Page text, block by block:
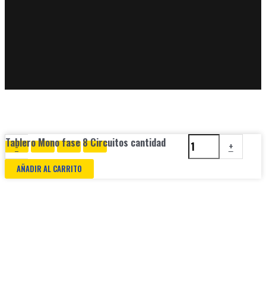
-
Tablero Mono fase 8 Circuitos cantidad +
AÑADIR AL CARRITO